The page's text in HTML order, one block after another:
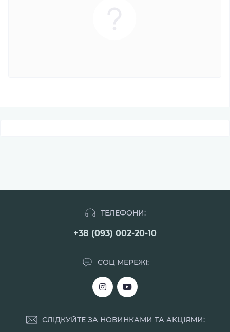
ТЕЛЕФОНИ:
+38 (093) 002-20-10
СОЦ МЕРЕЖІ:
СЛІДКУЙТЕ ЗА НОВИНКАМИ ТА АКЦІЯМИ: